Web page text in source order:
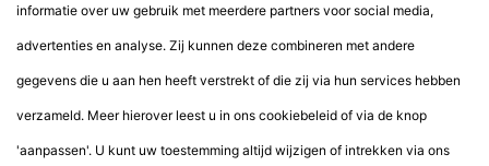
informatie over uw gebruik met meerdere partners voor social media,
advertenties en analyse. Zij kunnen deze combineren met andere
gegevens die u aan hen heeft verstrekt of die zij via hun services hebben
verzameld. Meer hierover leest u in ons cookiebeleid of via de knop
'aanpassen'. U kunt uw toestemming altijd wijzigen of intrekken via ons